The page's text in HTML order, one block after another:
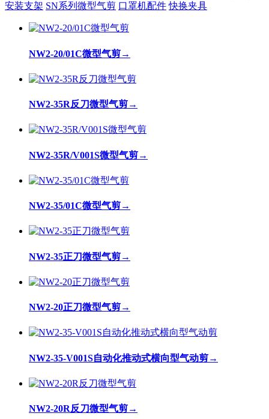
安装支架 SN系列微型气剪 口罩机配件 快换夹具
NW2-20/01C微型气剪→
NW2-35R反刀微型气剪→
NW2-35R/V001S微型气剪→
NW2-35/01C微型气剪→
NW2-35正刀微型气剪→
NW2-20正刀微型气剪→
NW2-35-V001S自动化推动式横向型气动剪→
NW2-20R反刀微型气剪→